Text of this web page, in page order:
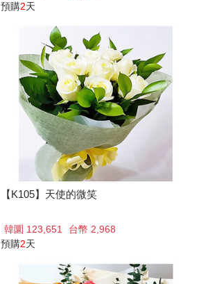
預購2天
【K105】天使的微笑
韓圜 123,651
台幣 2,968
預購2天